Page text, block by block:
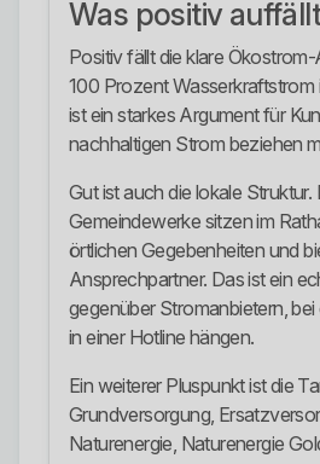
Was positiv auffällt
Positiv fällt die klare
100 Prozent Wasserkraftstrom
ist ein starkes Argument für
nachhaltigen Strom beziehen
Gut ist auch die lokale Struktur.
Gemeindewerke sitzen im
örtlichen Gegebenheiten und
Ansprechpartner. Das ist ein
gegenüber Stromanbietern,
in einer Hotline hängen.
Ein weiterer Pluspunkt ist die
Grundversorgung,
Naturenergie, Naturenergie